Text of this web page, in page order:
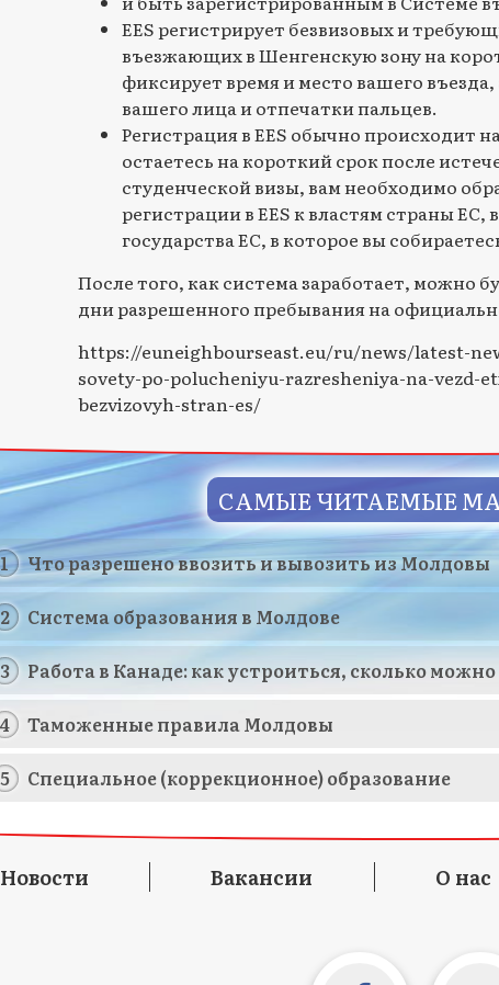
EES регистрирует безвизовых и
въезжающих в Шенгенскую зону на
фиксирует время и место вашего
вашего лица и отпечатки пальцев.
Регистрация в EES обычно происходит
остаетесь на короткий срок после
студенческой визы, вам необходимо
регистрации в EES к властям страны ЕС,
государства ЕС, в которое вы
После того, как система заработает, можно
дни разрешенного пребывания на
https://euneighbourseast.eu/ru/news/latest-
sovety-po-polucheniyu-razresheniya-na-vezd-
bezvizovyh-stran-es/
САМЫЕ ЧИТАЕМЫЕ
Что разрешено ввозить и вывозить из Молдовы
Система образования в Молдове
Работа в Канаде: как устроиться, сколько
Таможенные правила Молдовы
Специальное (коррекционное) образование
Новости Вакансии О нас